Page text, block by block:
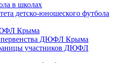
в школах
детско-юношеского футбола
Крыма
ДЮФЛ Крыма
участников ДЮФЛ